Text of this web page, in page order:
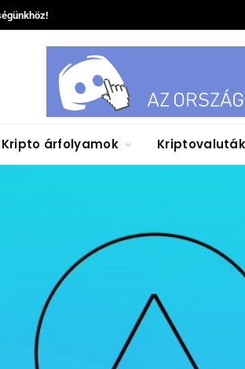
Kripto árfolyamok Kriptovaluták